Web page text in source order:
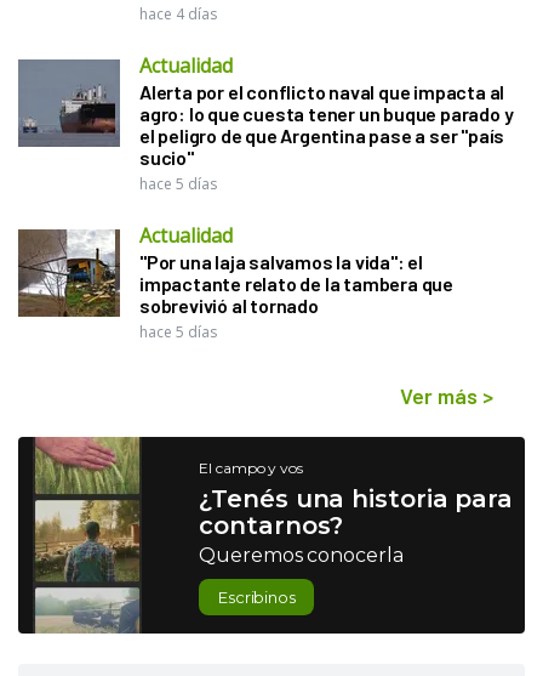
hace 4 días
Actualidad
Alerta por el conflicto naval que impacta al
agro: lo que cuesta tener un buque parado y
el peligro de que Argentina pase a ser "país
sucio"
hace 5 días
Actualidad
"Por una laja salvamos la vida": el
impactante relato de la tambera que
sobrevivió al tornado
hace 5 días
Ver más >
El campo y vos
¿Tenés una historia para
contarnos?
Queremos conocerla
Escribinos